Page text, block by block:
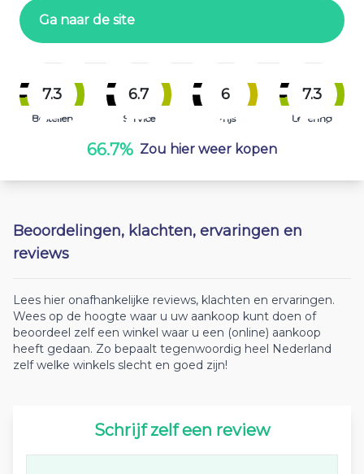
Ga naar de site
7.3
Bestellen
6.7
Service
6
Prijs
7.3
Levering
66.7% Zou hier weer kopen
Beoordelingen, klachten, ervaringen en
reviews
Lees hier onafhankelijke reviews, klachten en ervaringen.
Wees op de hoogte waar u uw aankoop kunt doen of
beoordeel zelf een winkel waar u een (online) aankoop
heeft gedaan. Zo bepaalt tegenwoordig heel Nederland
zelf welke winkels slecht en goed zijn!
Schrijf zelf een review